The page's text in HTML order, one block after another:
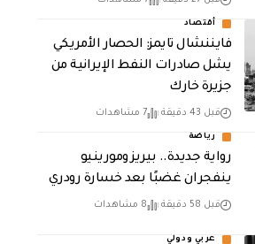
أقتصاد
فايننشال تايمز: الحصار الأمريكي
يشل صادرات النفط الإيرانية من
جزيرة خارك
قبل 43 دقيقة 7 مشاهدات
رياضة
رواية جديدة.. بيريز ومورينيو
ينفجران غضبًا بعد خسارة رودري
قبل 58 دقيقة 8 مشاهدات
عربي ودولي